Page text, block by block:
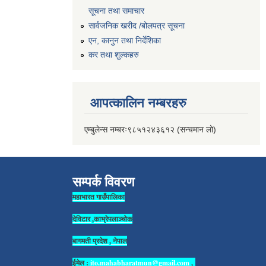
सूचना तथा समाचार
सार्वजनिक खरीद /बोलपत्र सूचना
एन, कानुन तथा निर्देशिका
कर तथा शुल्कहरु
आपत्कालिन नम्बरहरु
एम्बुलेन्स नम्बरः९८५१२४३६१२ (सन्चमान लो)
सम्पर्क विवरण
महाभारत गाउँपालिका
देविटार ,काभ्रेपलाञ्चोक
बागमती प्रदेश , नेपाल
ईमेल : ito.mahabharatmun@gmail.com,